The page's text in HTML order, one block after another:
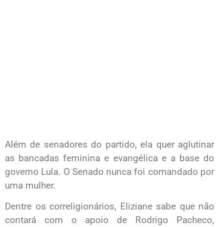
Além de senadores do partido, ela quer aglutinar
as bancadas feminina e evangélica e a base do
governo Lula. O Senado nunca foi comandado por
uma mulher.
Dentre os correligionários, Eliziane sabe que não
contará com o apoio de Rodrigo Pacheco,